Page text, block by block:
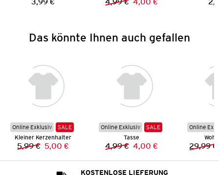
Preis: Vorheriger Preis:
Neuer Preis:
Das könnte Ihnen auch gefallen
Online Exklusiv
SALE
Kleiner Kerzenhalter
Vorheriger Preis:
5,99 € Neuer Preis:
5,00 €
Online Exklusiv
SALE
Tasse
Vorheriger Preis:
4,99 € Neuer Preis:
4,00 €
Online
29,99 €
KOSTENLOSE LIEFERUNG